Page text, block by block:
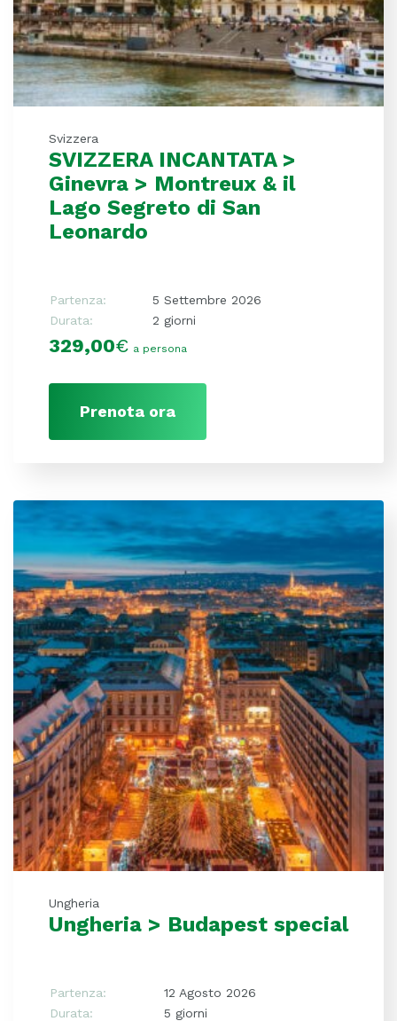
Svizzera
SVIZZERA INCANTATA >
Ginevra > Montreux & il
Lago Segreto di San
Leonardo
Partenza:
5 Settembre 2026
Durata:
2 giorni
329,00€ a persona
Prenota ora
Ungheria
Ungheria > Budapest special
Partenza:
12 Agosto 2026
Durata:
5 giorni